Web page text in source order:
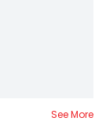
See More